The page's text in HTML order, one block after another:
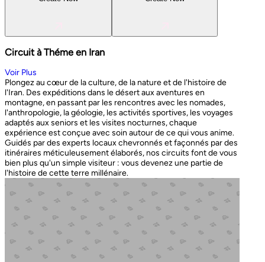
Circuit à Théme en Iran
Voir Plus
Plongez au cœur de la culture, de la nature et de l'histoire de
l'Iran. Des expéditions dans le désert aux aventures en
montagne, en passant par les rencontres avec les nomades,
l'anthropologie, la géologie, les activités sportives, les voyages
adaptés aux seniors et les visites nocturnes, chaque
expérience est conçue avec soin autour de ce qui vous anime.
Guidés par des experts locaux chevronnés et façonnés par des
itinéraires méticuleusement élaborés, nos circuits font de vous
bien plus qu'un simple visiteur : vous devenez une partie de
l'histoire de cette terre millénaire.